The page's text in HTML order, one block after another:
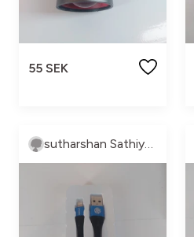
55 SEK
sutharshan Sathiyaseelan